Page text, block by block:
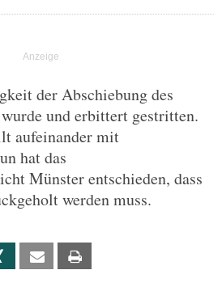
der Abschiebung des
und erbittert gestritten.
aufeinander mit
hat das
Münster entschieden, dass
werden muss.
Xing Email